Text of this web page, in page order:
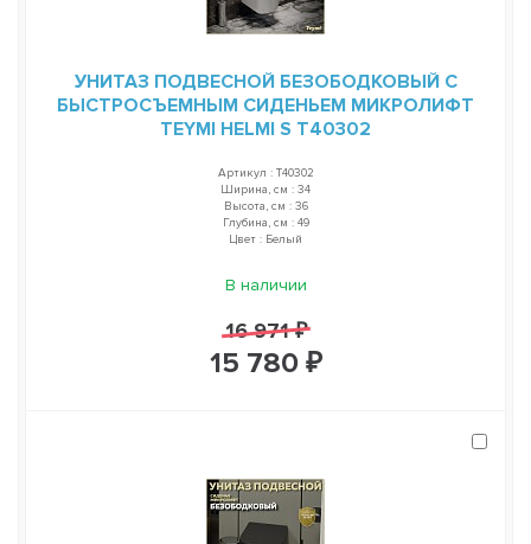
УНИТАЗ ПОДВЕСНОЙ БЕЗОБОДКОВЫЙ С
БЫСТРОСЪЕМНЫМ СИДЕНЬЕМ МИКРОЛИФТ
TEYMI HELMI S T40302
Артикул : T40302
Ширина, см : 34
Высота, см : 36
Глубина, см : 49
Цвет : Белый
В наличии
16 971 ₽
15 780 ₽